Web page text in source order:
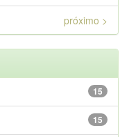
próximo >
15
15